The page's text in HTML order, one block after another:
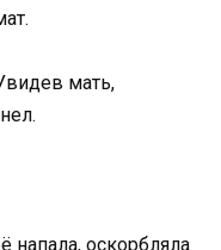
мать,
напала, оскорбляла